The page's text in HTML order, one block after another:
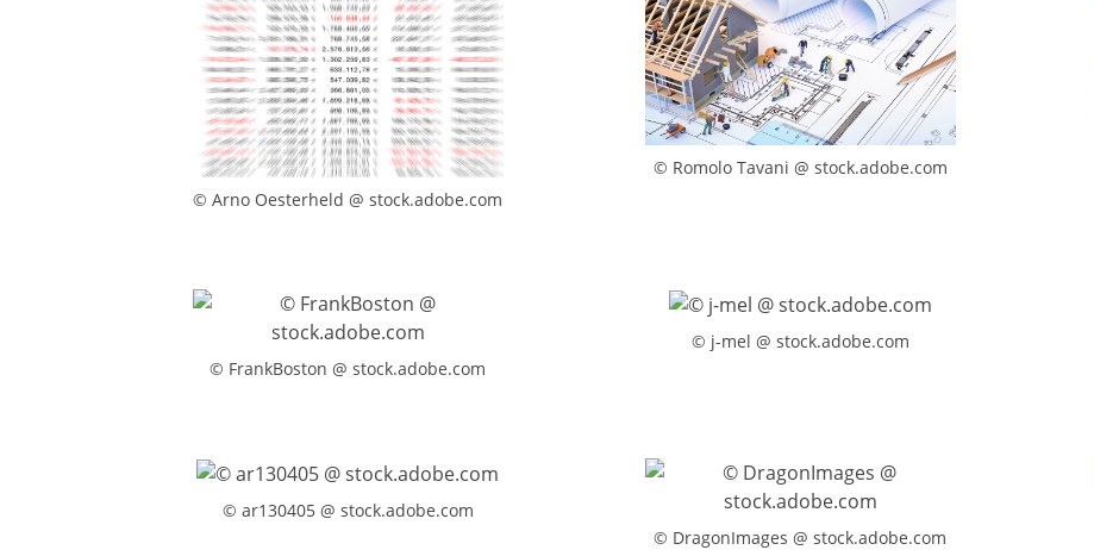
© Arno Oesterheld @ stock.adobe.com
© Romolo Tavani @ stock.adobe.com
© FrankBoston @ stock.adobe.com
© j-mel @ stock.adobe.com
© ar130405 @ stock.adobe.com
© DragonImages @ stock.adobe.com